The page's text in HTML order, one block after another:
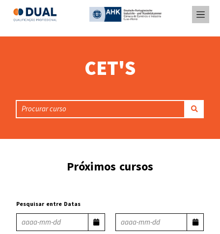
CET'S
Próximos cursos
Pesquisar entre Datas